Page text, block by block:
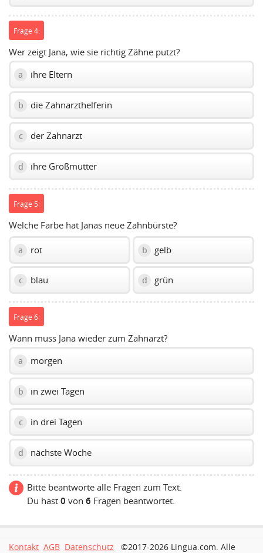
Frage 4:
Wer zeigt Jana, wie sie richtig Zähne putzt?
a ihre Eltern
b die Zahnarzthelferin
c der Zahnarzt
d ihre Großmutter
Frage 5:
Welche Farbe hat Janas neue Zahnbürste?
a rot b gelb
c blau d grün
Frage 6:
Wann muss Jana wieder zum Zahnarzt?
a morgen
b in zwei Tagen
c in drei Tagen
d nächste Woche
Bitte beantworte alle Fragen zum Text.
Du hast 0 von 6 Fragen beantwortet.
Kontakt AGB Datenschutz ©2017-2026 Lingua.com. Alle